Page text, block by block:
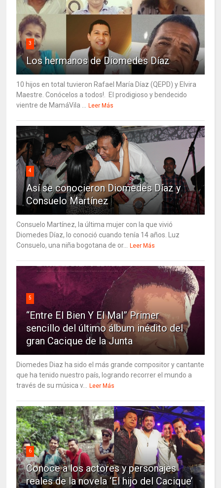
3
Los hermanos de Diomedes Díaz
10 hijos en total tuvieron Rafael María Díaz (QEPD) y Elvira
Maestre. Conócelos a todos!. El prodigioso y bendecido
vientre de MamáVila ...
Leer Más
4
Así se conocieron Diomedes Díaz y
Consuelo Martínez
Consuelo Martínez, la última mujer con la que vivió
Diomedes Díaz, lo conoció cuando tenía 14 años. Luz
Consuelo, una niña bogotana de or...
Leer Más
5
“Entre El Bien Y El Mal” Primer
sencillo del último álbum inédito del
gran Cacique de la Junta
Diomedes Diaz ha sido el más grande compositor y cantante
que ha tenido nuestro país, logrando recorrer el mundo a
través de su música v...
Leer Más
6
Conoce a los actores y personajes
reales de la novela ‘El hijo del Cacique’